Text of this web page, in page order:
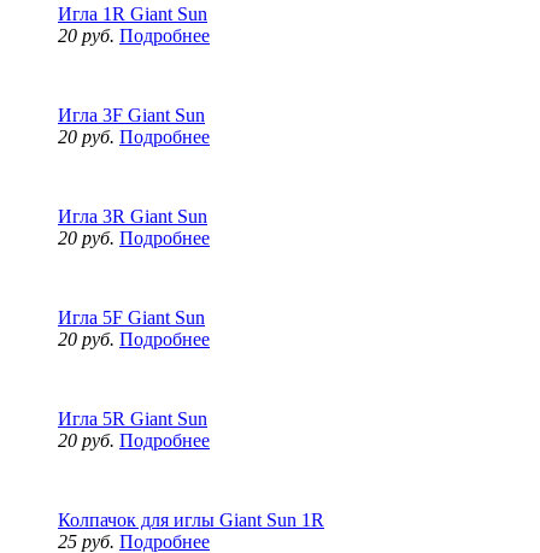
Игла 1R Giant Sun
20 руб. Подробнее
Игла 3F Giant Sun
20 руб. Подробнее
Игла 3R Giant Sun
20 руб. Подробнее
Игла 5F Giant Sun
20 руб. Подробнее
Игла 5R Giant Sun
20 руб. Подробнее
Колпачок для иглы Giant Sun 1R
25 руб. Подробнее